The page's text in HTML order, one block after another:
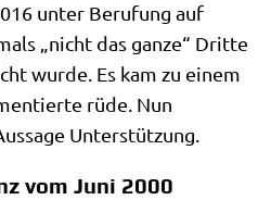
unter Beru­fung auf
„nicht das gan­ze“ Drit­te
wur­de. Es kam zu einem
rüde. Nun
Unterstützung.
vom Juni 2000